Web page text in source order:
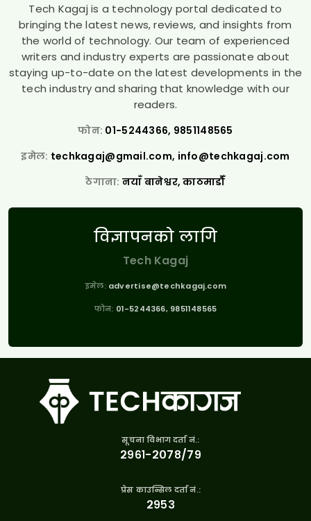
Tech Kagaj is a technology portal dedicated to
bringing the latest news, reviews, and insights from
the world of technology. Our team of experienced
writers and industry experts are passionate about
staying up-to-date on the latest developments in the
tech industry and sharing that knowledge with our
readers.
फोन: 01-5244366, 9851148565
इमेल: techkagaj@gmail.com, info@techkagaj.com
ठेगाना: नयाँ बानेश्वर, काठमाडौँ
विज्ञापनको लागि
Tech Kagaj
इमेल: advertise@techkagaj.com
फोन: 01-5244366, 9851148565
सूचना विभाग दर्ता नं.:
२९६१-२०७८/७९
प्रेस काउन्सिल दर्ता नं.:
२९५३